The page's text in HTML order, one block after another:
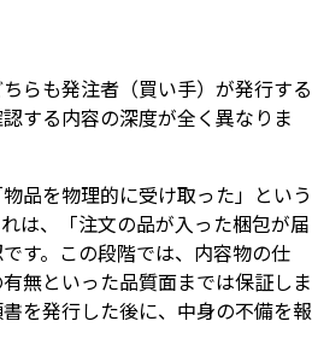
らも発注者（買い手）が発行する
する内容の深度が全く異なりま
品を物理的に受け取った」という
は、「注文の品が入った梱包が届
す。この段階では、内容物の仕
無といった品質面までは保証しま
を発行した後に、中身の不備を報